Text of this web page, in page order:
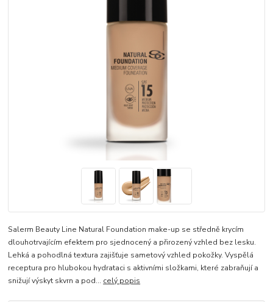
Salerm Beauty Line Natural Foundation make-up se středně krycím
dlouhotrvajícím efektem pro sjednocený a přirozený vzhled bez lesku.
Lehká a pohodlná textura zajišťuje sametový vzhled pokožky. Vyspělá
receptura pro hlubokou hydrataci s aktivními složkami, které zabraňují a
snižují výskyt skvrn a pod... celý popis